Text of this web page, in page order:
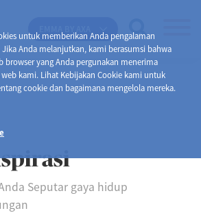
untuk memberikan Anda pengalaman
Anda melanjutkan, kami berasumsi bahwa
browser yang Anda pergunakan menerima
kami. Lihat Kebijakan Cookie kami untuk
cookie dan bagaimana mengelola mereka.
Seputar gaya hidup